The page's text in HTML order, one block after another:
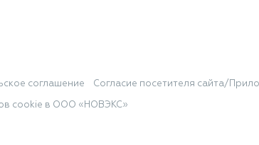
соглашение Согласие посетителя сайта/
cookie в ООО «НОВЭКС»